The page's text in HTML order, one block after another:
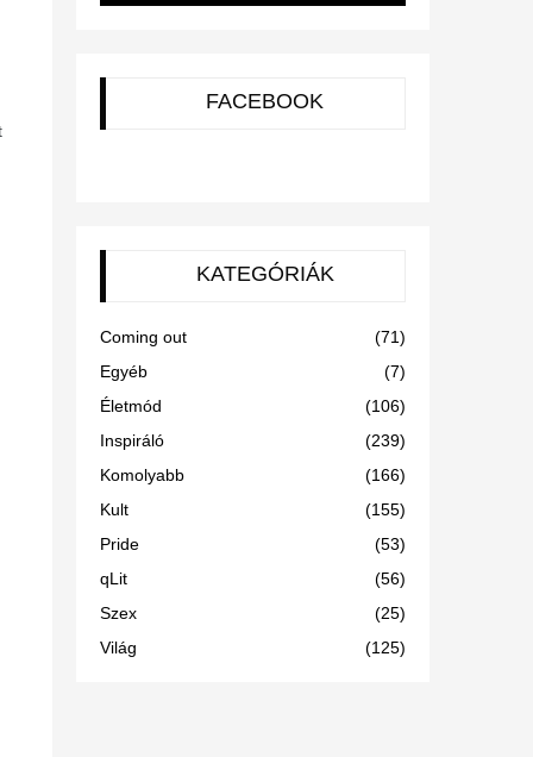
FACEBOOK
KATEGÓRIÁK
Coming out
(71)
Egyéb
(7)
Életmód
(106)
Inspiráló
(239)
Komolyabb
(166)
Kult
(155)
Pride
(53)
qLit
(56)
Szex
(25)
Világ
(125)